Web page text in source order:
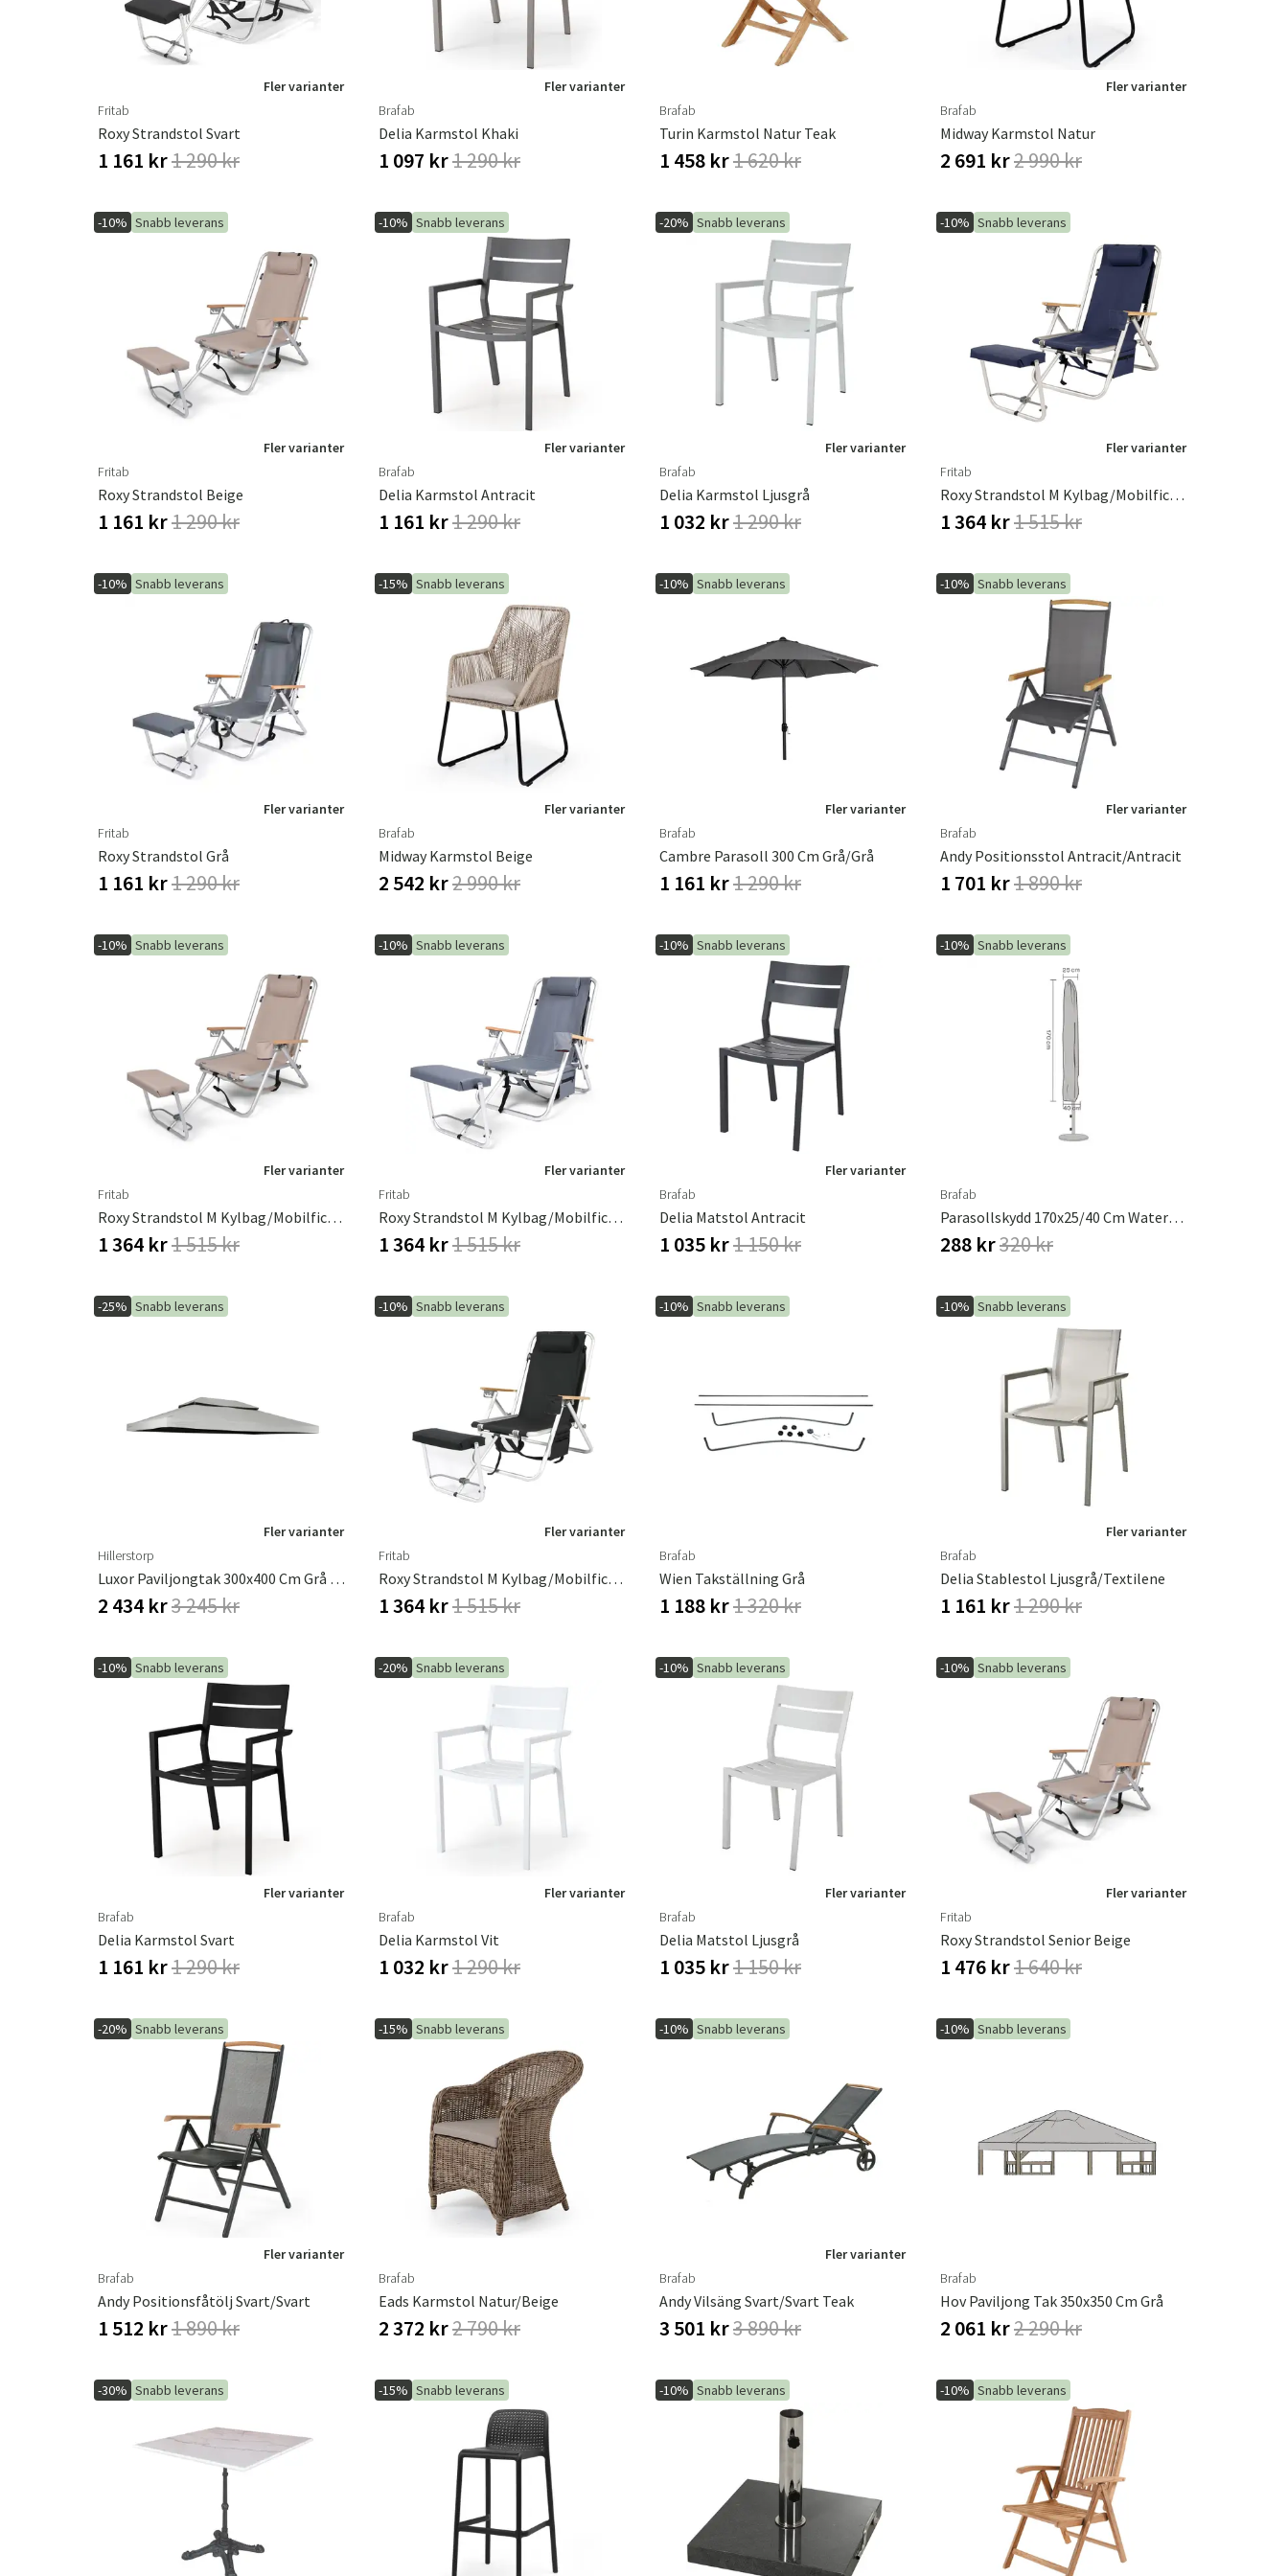
Danmark
Norge
Fler varianter
Fritab
Roxy Strandstol Svart
1 161 kr1 290 kr
Fler varianter
Brafab
Delia Karmstol Khaki
1 097 kr1 290 kr
Brafab
Turin Karmstol Natur Teak
1 458 kr1 620 kr
Fler varianter
Brafab
Midway Karmstol Natur
2 691 kr2 990 kr
-10% Snabb leverans
Fler varianter
Fritab
Roxy Strandstol Beige
1 161 kr1 290 kr
-10% Snabb leverans
Fler varianter
Brafab
Delia Karmstol Antracit
1 161 kr1 290 kr
-20% Snabb leverans
Fler varianter
Brafab
Delia Karmstol Ljusgrå
1 032 kr1 290 kr
-10% Snabb leverans
Fler varianter
Fritab
Roxy Strandstol M Kylbag/Mobilficka Blå
1 364 kr1 515 kr
-10% Snabb leverans
Fler varianter
Fritab
Roxy Strandstol Grå
1 161 kr1 290 kr
-15% Snabb leverans
Fler varianter
Brafab
Midway Karmstol Beige
2 542 kr2 990 kr
-10% Snabb leverans
Fler varianter
Brafab
Cambre Parasoll 300 Cm Grå/Grå
1 161 kr1 290 kr
-10% Snabb leverans
Fler varianter
Brafab
Andy Positionsstol Antracit/Antracit
1 701 kr1 890 kr
-10% Snabb leverans
Fler varianter
Fritab
Roxy Strandstol M Kylbag/Mobilficka Beige
1 364 kr1 515 kr
-10% Snabb leverans
Fler varianter
Fritab
Roxy Strandstol M Kylbag/Mobilficka Grå
1 364 kr1 515 kr
-10% Snabb leverans
Fler varianter
Brafab
Delia Matstol Antracit
1 035 kr1 150 kr
-10% Snabb leverans
Brafab
Parasollskydd 170x25/40 Cm Waterproof
288 kr320 kr
-25% Snabb leverans
Fler varianter
Hillerstorp
Luxor Paviljongtak 300x400 Cm Grå Polyester
2 434 kr3 245 kr
-10% Snabb leverans
Fler varianter
Fritab
Roxy Strandstol M Kylbag/Mobilficka Svart
1 364 kr1 515 kr
-10% Snabb leverans
Brafab
Wien Takställning Grå
1 188 kr1 320 kr
-10% Snabb leverans
Fler varianter
Brafab
Delia Stablestol Ljusgrå/Textilene
1 161 kr1 290 kr
-10% Snabb leverans
Fler varianter
Brafab
Delia Karmstol Svart
1 161 kr1 290 kr
-20% Snabb leverans
Fler varianter
Brafab
Delia Karmstol Vit
1 032 kr1 290 kr
-10% Snabb leverans
Fler varianter
Brafab
Delia Matstol Ljusgrå
1 035 kr1 150 kr
-10% Snabb leverans
Fler varianter
Fritab
Roxy Strandstol Senior Beige
1 476 kr1 640 kr
-20% Snabb leverans
Fler varianter
Brafab
Andy Positionsfåtölj Svart/Svart
1 512 kr1 890 kr
-15% Snabb leverans
Brafab
Eads Karmstol Natur/beige
2 372 kr2 790 kr
-10% Snabb leverans
Fler varianter
Brafab
Andy Vilsäng Svart/Svart Teak
3 501 kr3 890 kr
-10% Snabb leverans
Brafab
Hov Paviljong Tak 350x350 Cm Grå
2 061 kr2 290 kr
-30% Snabb leverans -15% Snabb leverans -10% Snabb leverans -10% Snabb leverans